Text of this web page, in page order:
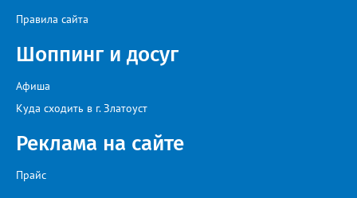
Правила сайта
Шоппинг и досуг
Афиша
Куда сходить в г. Златоуст
Реклама на сайте
Прайс